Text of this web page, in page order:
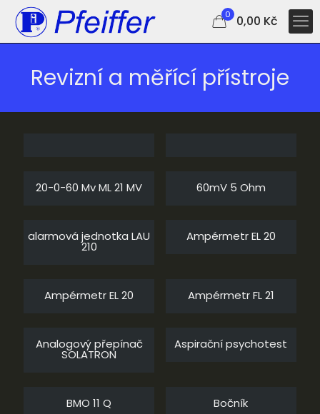
0 0,00 Kč
Revizní a měřící přístroje
20-0-60 Mv ML 21 MV 60mV 5 Ohm
alarmová jednotka LAU
210
Ampérmetr EL 20
Ampérmetr EL 20 Ampérmetr FL 21
Analogový přepínač
SOLATRON
Aspirační psychotest
BMO 11 Q Bočník